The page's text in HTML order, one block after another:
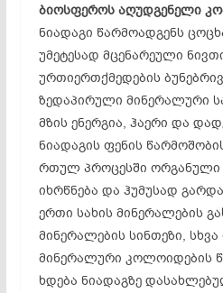
ბიოსფეროს აღუდგენელი
ნიადაგი წარმოადგენს
უმეტესად მცენარეული
ურთიერთქმედების
ზედაპირული მინერალური
მზის ენერგია, ჰაერი და
ნიადაგის ფენის
რთულ პროცესში ორგანული
იხრწნება და ჰუმუსად
ერთი სახის მინერალების
მინერალების სინთეზი,
მინერალური კოლოიდების
ხდება ნიადაგზე